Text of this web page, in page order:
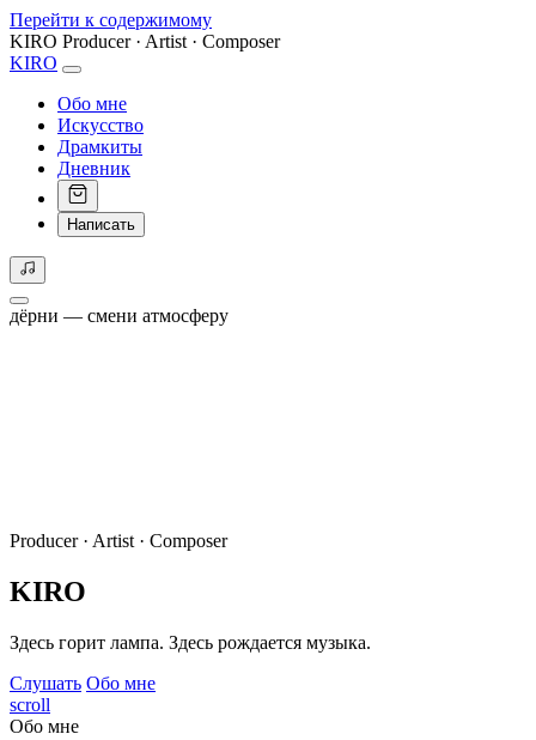
Перейти к содержимому
KIRO Producer · Artist · Composer
KIRO
Обо мне
Искусство
Драмкиты
Дневник
Написать
дёрни — смени атмосферу
Producer · Artist · Composer
KIRO
Здесь горит лампа. Здесь рождается музыка.
Слушать Обо мне
scroll
Обо мне